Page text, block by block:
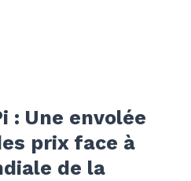
: Une envolée
prix face à
de la